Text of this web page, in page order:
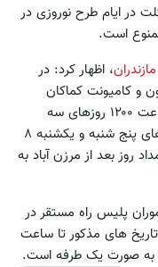
در ایام طرح نوروزی در
است.
، اظهار کرد: در
و کامیونت کماکان
ممنوع است و تردد انواع وسایل نقلیه از ساعت ۱۲۰۰ روزهای سه
شنبه و چهارشنبه ۲۸ و ۲۹ اسفندماه و روزهای پنج شنبه و یکشنبه ۸
ماه سال ۱۳۹۸ تا ساعت ۲ بامداد روز بعد از مرزن آباد به
پلیس راه مستقر در
محل، تردد انواع وسایل نقلیه از ساعت ۱۵ تاریخ های مذکور تا ساعت